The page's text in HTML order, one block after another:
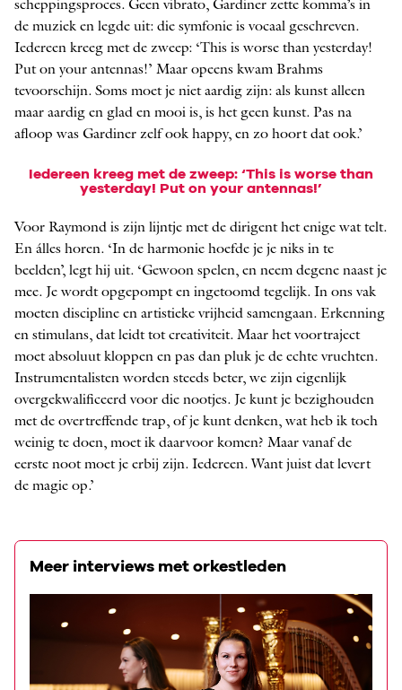
scheppingsproces. Geen vibrato, Gardiner zette komma’s in
de muziek en legde uit: die symfonie is vocaal geschreven.
Iedereen kreeg met de zweep: ‘This is worse than yesterday!
Put on your antennas!’ Maar opeens kwam Brahms
tevoorschijn. Soms moet je niet aardig zijn: als kunst alleen
maar aardig en glad en mooi is, is het geen kunst. Pas na
afloop was Gardiner zelf ook happy, en zo hoort dat ook.’
Iedereen kreeg met de zweep: ‘This is worse than
yesterday! Put on your antennas!’
Voor Raymond is zijn lijntje met de dirigent het enige wat telt.
En álles horen. ‘In de harmonie hoefde je je niks in te
beelden’, legt hij uit. ‘Gewoon spelen, en neem degene naast je
mee. Je wordt opgepompt en ingetoomd tegelijk. In ons vak
moeten discipline en artistieke vrijheid samengaan. Erkenning
en stimulans, dat leidt tot creativiteit. Maar het voortraject
moet absoluut kloppen en pas dan pluk je de echte vruchten.
Instrumentalisten worden steeds beter, we zijn eigenlijk
overgekwalificeerd voor die nootjes. Je kunt je bezighouden
met de overtreffende trap, of je kunt denken, wat heb ik toch
weinig te doen, moet ik daarvoor komen? Maar vanaf de
eerste noot moet je erbij zijn. Iedereen. Want juist dat levert
de magie op.’
Meer interviews met orkestleden